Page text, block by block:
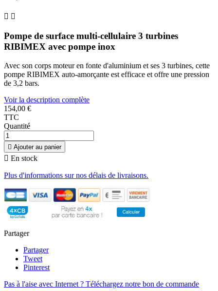
 
Pompe de surface multi-cellulaire 3 turbines
RIBIMEX avec pompe inox
Avec son corps moteur en fonte d'aluminium et ses 3 turbines, cette
pompe RIBIMEX auto-amorçante est efficace et offre une pression
de 3,2 bars.
Voir la description complète
154,00 €
TTC
Quantité
 Ajouter au panier
 En stock
Plus d'informations sur nos délais de livraisons.
Partager
Partager
Tweet
Pinterest
Pas à l'aise avec Internet ? Téléchargez notre bon de commande